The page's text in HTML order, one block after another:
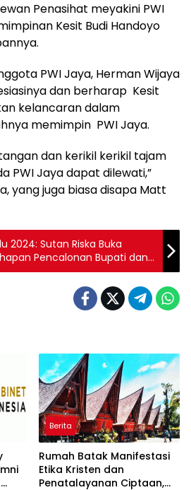
Penasihat meyakini PWI
Kesit Budi Handoyo
PWI Jaya, Herman Wijaya
dan berharap Kesit
kelancaran dalam
memimpin PWI Jaya.
dan kerikil kerikil tajam
PWI Jaya dapat dilewati,”
yang juga biasa disapa Matt
2024: Sutan Riska Buka
Pencalonan Bupati dan
Berita
Rumah Batak Manifestasi
Etika Kristen dan
Penatalayanan Ciptaan,